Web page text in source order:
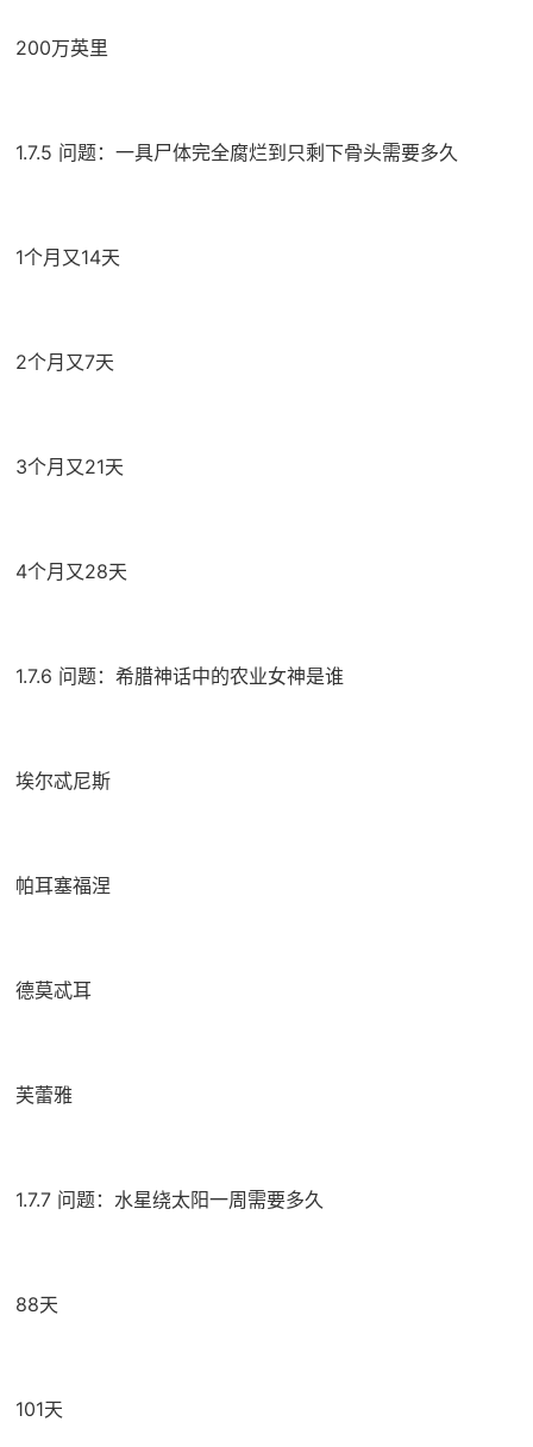
200万英里
1.7.5 问题：一具尸体完全腐烂到只剩下骨头需要多久
1个月又14天
2个月又7天
3个月又21天
4个月又28天
1.7.6 问题：希腊神话中的农业女神是谁
埃尔忒尼斯
帕耳塞福涅
德莫忒耳
芙蕾雅
1.7.7 问题：水星绕太阳一周需要多久
88天
101天